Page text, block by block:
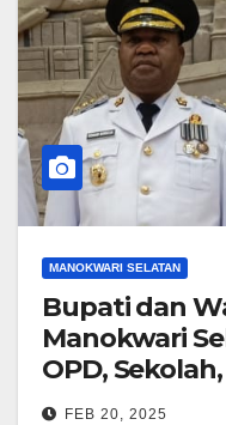
MANOKWARI SELATAN
Bupati dan
Manokwari
OPD,
FEB 20, 2025